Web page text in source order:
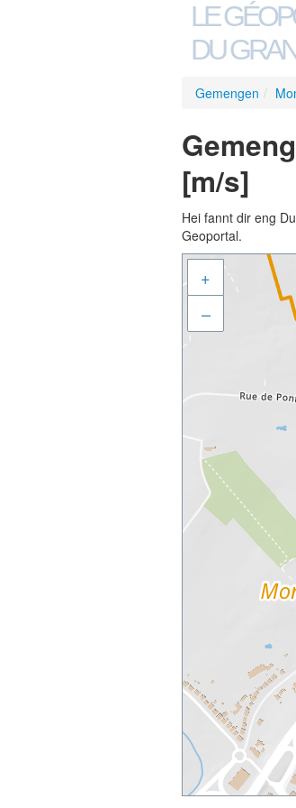
LE
DU
Gemengen /
[m/s]
Hei fannt dir eng
Geoportal.
+
–